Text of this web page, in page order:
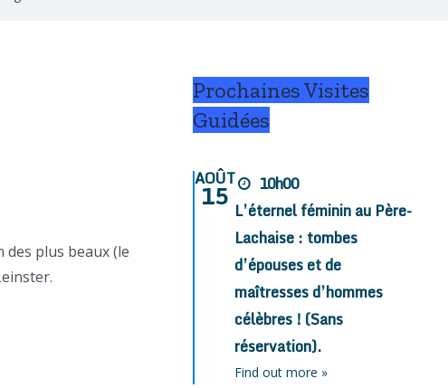
des plus beaux (le
Prochaines Visites
Guidées
AOÛT
15
10h00
L’éternel féminin au Père-
Lachaise : tombes
d’épouses et de
maîtresses d’hommes
célèbres ! (Sans
réservation).
Find out more »